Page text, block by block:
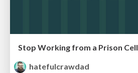
Stop Working from a Prison Cell
hatefulcrawdad